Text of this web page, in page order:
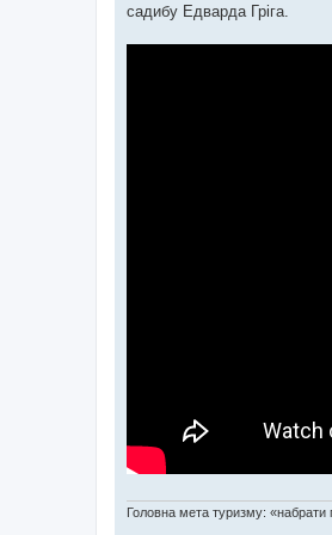
садибу Едварда Гріга.
Головна мета туризму: «набрати